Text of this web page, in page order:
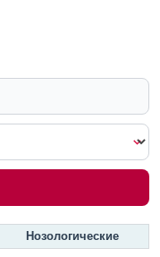
Нозологические